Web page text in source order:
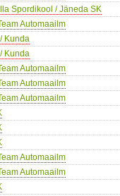
Spordikool / Jäneda SK
Automaailm
Kunda
Kunda
Automaailm
Automaailm
Automaailm
Automaailm
Automaailm